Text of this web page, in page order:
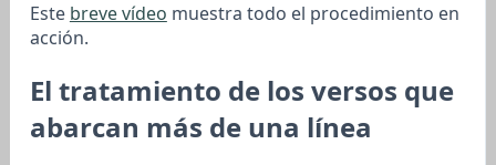
Este breve vídeo muestra todo el procedimiento en
acción.
El tratamiento de los versos que
abarcan más de una línea